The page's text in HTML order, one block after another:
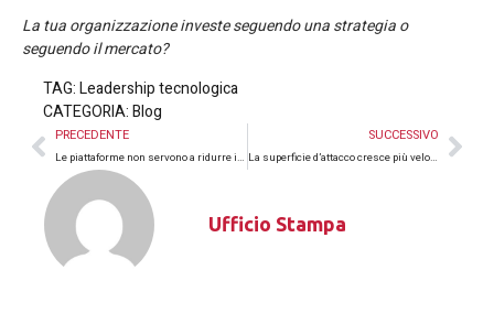
La tua organizzazione investe seguendo una strategia o
seguendo il mercato?
TAG:Leadership tecnologica
CATEGORIA:Blog
PRECEDENTE
Le piattaforme non servono a ridurre il lavoro: servono ad aumentare il valore
SUCCESSIVO
La superficie d’attacco cresce più velocemente della consapevolezza
Ufficio Stampa